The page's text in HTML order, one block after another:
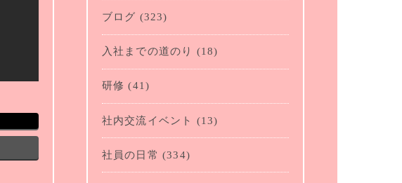
ブログ (323)
入社までの道のり (18)
研修 (41)
社内交流イベント (13)
社員の日常 (334)